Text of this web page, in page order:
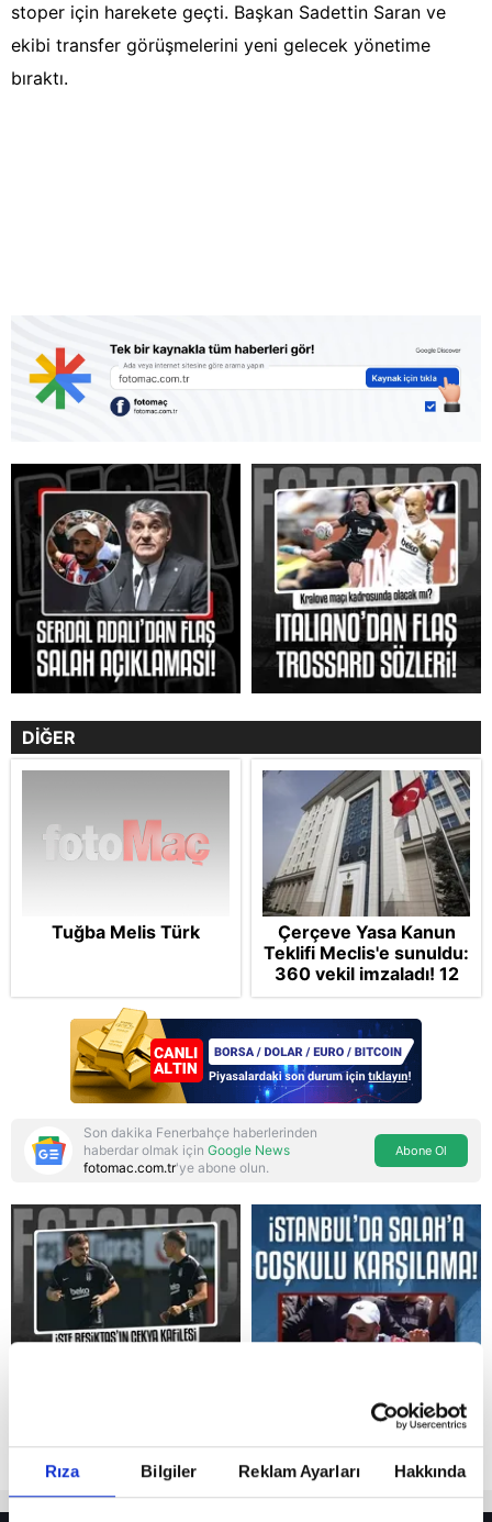
Rıza Bilgiler Reklam Ayarları Hakkında
Reddet
stoper için harekete geçti. Başkan Sadettin Saran ve
ekibi transfer görüşmelerini yeni gelecek yönetime
bıraktı.
DİĞER
Tuğba Melis Türk
Çerçeve Yasa Kanun
Teklifi Meclis'e sunuldu:
360 vekil imzaladı! 12
maddede tüm detaylar
Takvim'de: Silah
bırakmada tespit ve
teyit MGK'da
Son dakika Fenerbahçe haberlerinden
haberdar olmak için Google News
fotomac.com.tr'ye abone olun.
Abone Ol